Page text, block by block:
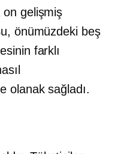
on gelişmiş
önümüzdeki beş
farklı
olanak sağladı.